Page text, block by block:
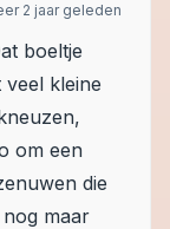
2 jaar geleden
boeltje
kleine
om een
die
maar